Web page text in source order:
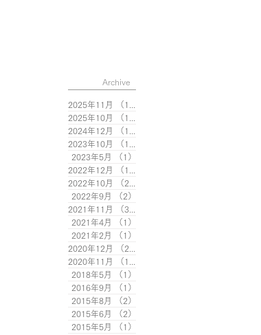
Archive
2025年11月 （1）
2025年10月
（1）
2024年12月
（1）
2023年10月
（1）
2023年5月
（1）
2022年12月
（1）
2022年10月
（2）
2022年9月
（2）
2021年11月
（3）
2021年4月
（1）
2021年2月
（1）
2020年12月
（2）
2020年11月
（1）
2018年5月
（1）
2016年9月
（1）
2015年8月
（2）
2015年6月
（2）
2015年5月
（1）